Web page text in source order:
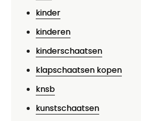
kinder
kinderen
kinderschaatsen
klapschaatsen kopen
knsb
kunstschaatsen